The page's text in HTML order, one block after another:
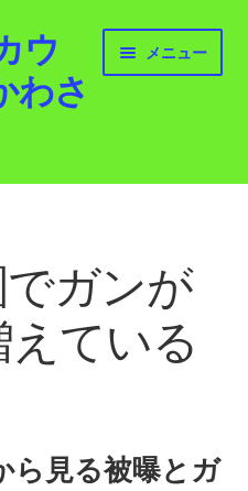
ウ
わさ
メニュー
ウントダウンinかわさ
誰でもデモ！」
ガンが
えている
ら見る被曝とガ